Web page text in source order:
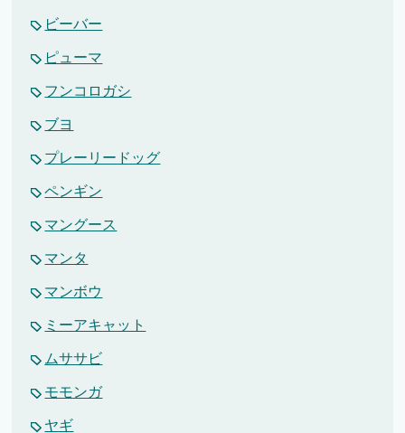
ビーバー
ピューマ
フンコロガシ
ブヨ
プレーリードッグ
ペンギン
マングース
マンタ
マンボウ
ミーアキャット
ムササビ
モモンガ
ヤギ